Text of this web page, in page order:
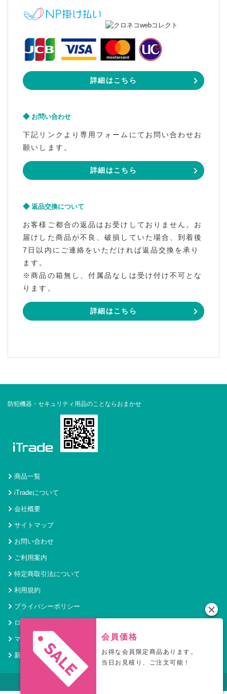
詳細はこちら
お問い合わせ
下記リンクより専用フォームにてお問い合わせお
願いします。
詳細はこちら
返品交換について
お客様ご都合の返品はお受けしておりません。お
届けした商品が不良、破損していた場合、到着後
7日以内にご連絡をいただければ返品交換を承り
ます。
※商品の箱無し、付属品なしは受け付け不可とな
ります。
詳細はこちら
防犯機器・セキュリティ用品のことならおまかせ
商品一覧
iTradeについて
会社概要
サイトマップ
お問い合わせ
ご利用案内
特定商取引法について
利用規約
プライバシーポリシー
ログイン
マイページ
新規会員登録
© 2021 アイトレード Powered by SecurityHouse.
会員価格
お得な会員限定商品あります。
当日お見積り、ご注文可能！